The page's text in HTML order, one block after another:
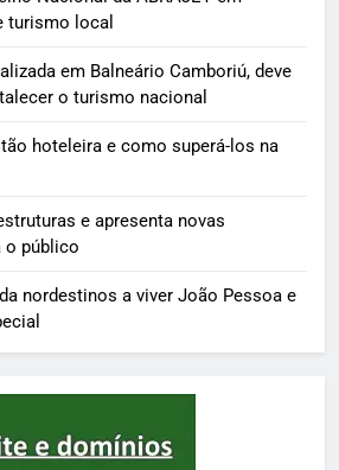
turismo local
em Balneário Camboriú, deve
o turismo nacional
hoteleira e como superá-los na
e apresenta novas
o público
nordestinos a viver João Pessoa e